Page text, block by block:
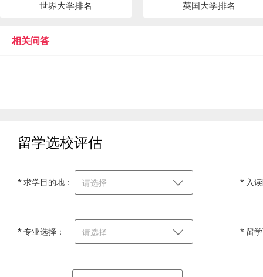
世界大学排名 英国大学排名
相关问答
留学选校评估
* 求学目的地： 请选择 * 入
* 专业选择： 请选择 * 留